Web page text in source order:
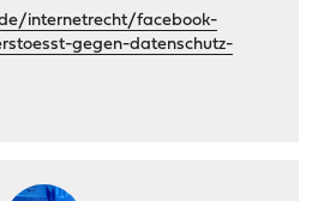
internetrecht/facebook-
gegen-datenschutz-